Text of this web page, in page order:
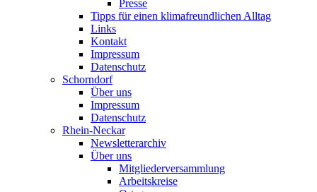
Presse
Tipps für einen klimafreundlichen Alltag
Links
Kontakt
Impressum
Datenschutz
Schorndorf
Über uns
Impressum
Datenschutz
Rhein-Neckar
Newsletterarchiv
Über uns
Mitgliederversammlung
Arbeitskreise